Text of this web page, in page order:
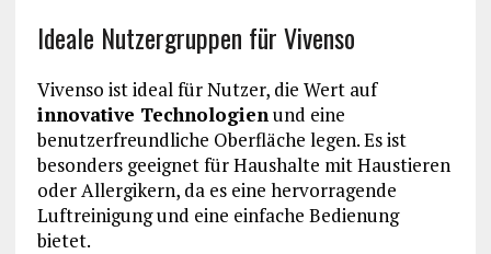
Ideale Nutzergruppen für Vivenso
Vivenso ist ideal für Nutzer, die Wert auf
innovative Technologienund eine
benutzerfreundliche Oberfläche legen. Es ist
besonders geeignet für Haushalte mit Haustieren
oder Allergikern, da es eine hervorragende
Luftreinigung und eine einfache Bedienung
bietet.